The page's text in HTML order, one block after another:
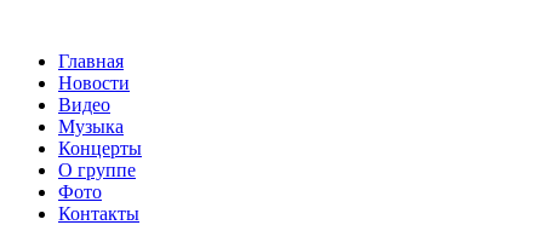
Главная
Новости
Видео
Музыка
Концерты
О группе
Фото
Контакты